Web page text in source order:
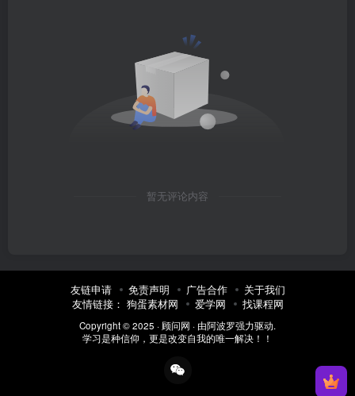
暂无评论内容
友链申请 免责声明 广告合作
关于我们
友情链接： 狗蛋素材网 爱学网 找课程网
Copyright © 2025 · 顾问网 · 由阿波罗强力驱动.
学习是种信仰，更是改变自我的唯一解决！！